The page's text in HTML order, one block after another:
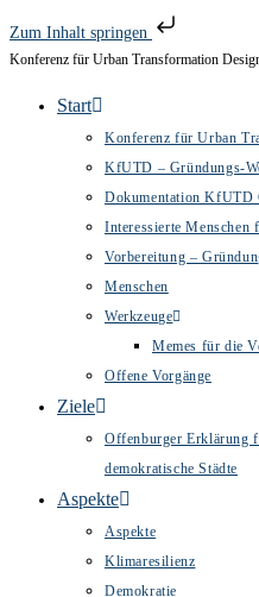
Zum Inhalt springen
Zum
Konferenz für Urban Transformation
Start
Konferenz für Urban
KfUTD – Gründungs-
Dokumentation KfUTD
Interessierte
Vorbereitung –
Menschen
Werkzeuge
Memes für die
Offene Vorgänge
Ziele
Offenburger Erklärung
demokratische Städte
Aspekte
Aspekte
Klimaresilienz
Demokratie